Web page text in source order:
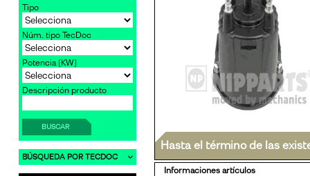
Tipo
Núm. tipo TecDoc
Potencia [KW]
Descripción producto
BUSCAR
BÚSQUEDA POR TECDOC
Hasta el término de las
Informaciones artículos